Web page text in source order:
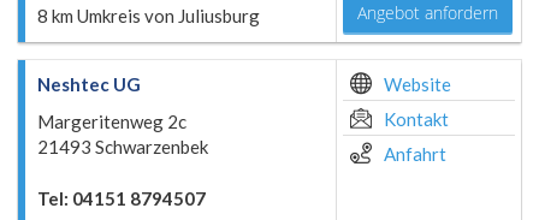
8 km Umkreis von Juliusburg Angebot anfordern
Neshtec UG
Margeritenweg 2c
21493 Schwarzenbek
Tel: 04151 8794507
Website
Kontakt
Anfahrt